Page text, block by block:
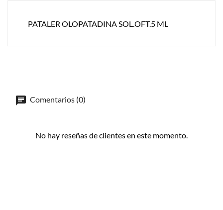
PATALER OLOPATADINA SOL.OFT.5 ML
Comentarios (0)
No hay reseñas de clientes en este momento.